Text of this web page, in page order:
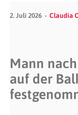
2. Juli 2026 Claudia
Mann
auf der